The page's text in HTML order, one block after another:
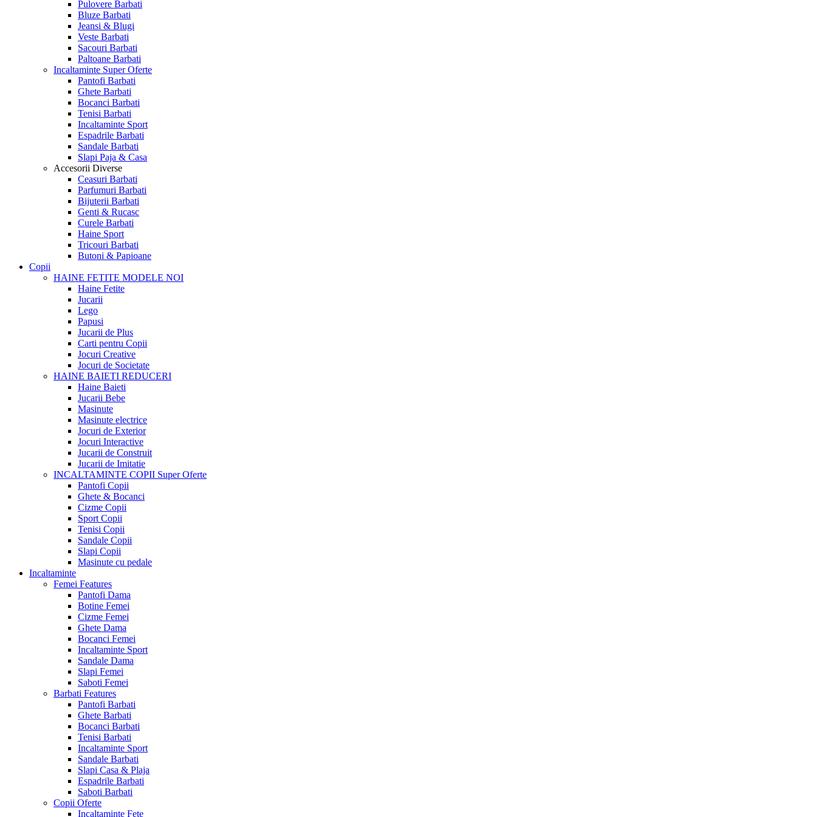
Pulovere Barbati
Bluze Barbati
Jeansi & Blugi
Veste Barbati
Sacouri Barbati
Paltoane Barbati
Incaltaminte Super Oferte
Pantofi Barbati
Ghete Barbati
Bocanci Barbati
Tenisi Barbati
Incaltaminte Sport
Espadrile Barbati
Sandale Barbati
Slapi Paja & Casa
Accesorii Diverse
Ceasuri Barbati
Parfumuri Barbati
Bijuterii Barbati
Genti & Rucasc
Curele Barbati
Haine Sport
Tricouri Barbati
Butoni & Papioane
Copii
HAINE FETITE MODELE NOI
Haine Fetite
Jucarii
Lego
Papusi
Jucarii de Plus
Carti pentru Copii
Jocuri Creative
Jocuri de Societate
HAINE BAIETI REDUCERI
Haine Baieti
Jucarii Bebe
Masinute
Masinute electrice
Jocuri de Exterior
Jocuri Interactive
Jucarii de Construit
Jucarii de Imitatie
INCALTAMINTE COPII Super Oferte
Pantofi Copii
Ghete & Bocanci
Cizme Copii
Sport Copii
Tenisi Copii
Sandale Copii
Slapi Copii
Masinute cu pedale
Incaltaminte
Femei Features
Pantofi Dama
Botine Femei
Cizme Femei
Ghete Dama
Bocanci Femei
Incaltaminte Sport
Sandale Dama
Slapi Femei
Saboti Femei
Barbati Features
Pantofi Barbati
Ghete Barbati
Bocanci Barbati
Tenisi Barbati
Incaltaminte Sport
Sandale Barbati
Slapi Casa & Plaja
Espadrile Barbati
Saboti Barbati
Copii Oferte
Incaltaminte Fete